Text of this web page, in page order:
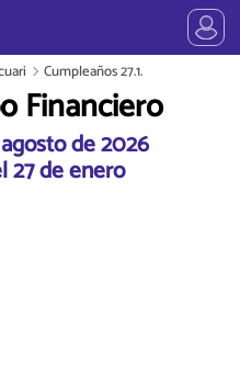
Cumpleaños 27.1.
Financiero
de 2026
27 de enero